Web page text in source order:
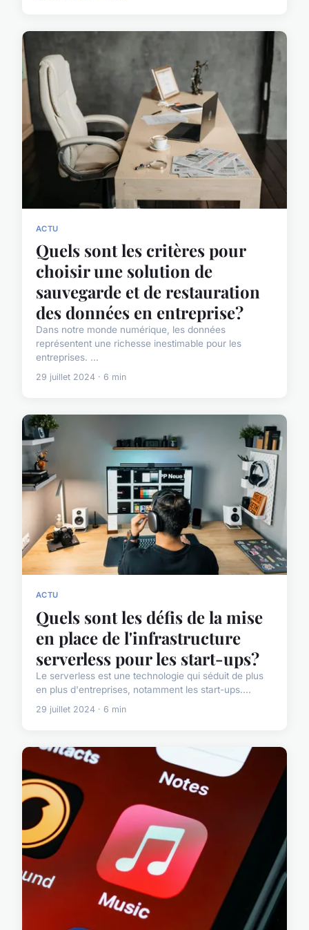
ACTU
Quels sont les critères pour
choisir une solution de
sauvegarde et de restauration
des données en entreprise?
Dans notre monde numérique, les données
représentent une richesse inestimable pour les
entreprises. ...
29 juillet 2024 · 6 min
ACTU
Quels sont les défis de la mise
en place de l'infrastructure
serverless pour les start-ups?
Le serverless est une technologie qui séduit de plus
en plus d'entreprises, notamment les start-ups....
29 juillet 2024 · 6 min